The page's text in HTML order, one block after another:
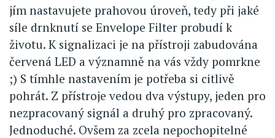
jím nastavujete prahovou úroveň, tedy při jaké
síle drnknutí se Envelope Filter probudí k
životu. K signalizaci je na přístroji zabudována
červená LED a významně na vás vždy pomrkne
;) S tímhle nastavením je potřeba si citlivě
pohrát. Z přístroje vedou dva výstupy, jeden pro
nezpracovaný signál a druhý pro zpracovaný.
Jednoduché. Ovšem za zcela nepochopitelné